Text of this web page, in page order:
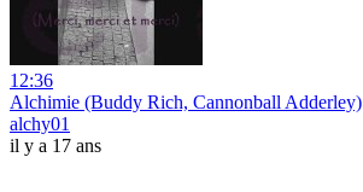
12:36
Alchimie (Buddy Rich, Cannonball Adderley)
alchy01
il y a 17 ans